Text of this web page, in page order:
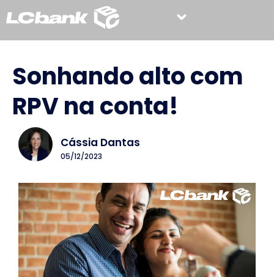
Sonhando alto com
RPV na conta!
Cássia Dantas
05/12/2023